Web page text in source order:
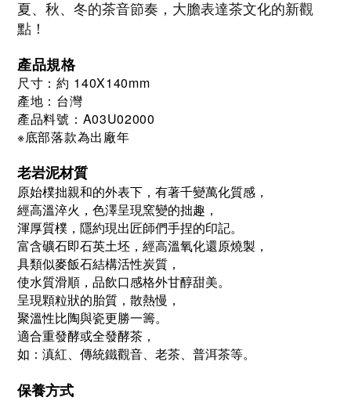
夏、秋、冬的茶音節奏，大膽表達茶文化的新觀
點！
產品規格
尺寸：約 140X140mm
產地：台灣
產品料號： A03U02000
※底部落款為出廠年
老岩泥材質
原始樸拙親和的外表下，有著千變萬化質感，
經高溫淬火，色澤呈現窯變的拙趣，
渾厚質樸，隱約現出匠師們手捏的印記。
富含礦石即石英土坯，經高溫氧化還原燒製，
具類似麥飯石結構活性炭質，
使水質滑順，品飲口感格外甘醇甜美。
呈現顆粒狀的胎質，散熱慢，
聚溫性比陶與瓷更勝一籌。
適合重發酵或全發酵茶，
如：滇紅、傳統鐵觀音、老茶、普洱茶等。
保養方式